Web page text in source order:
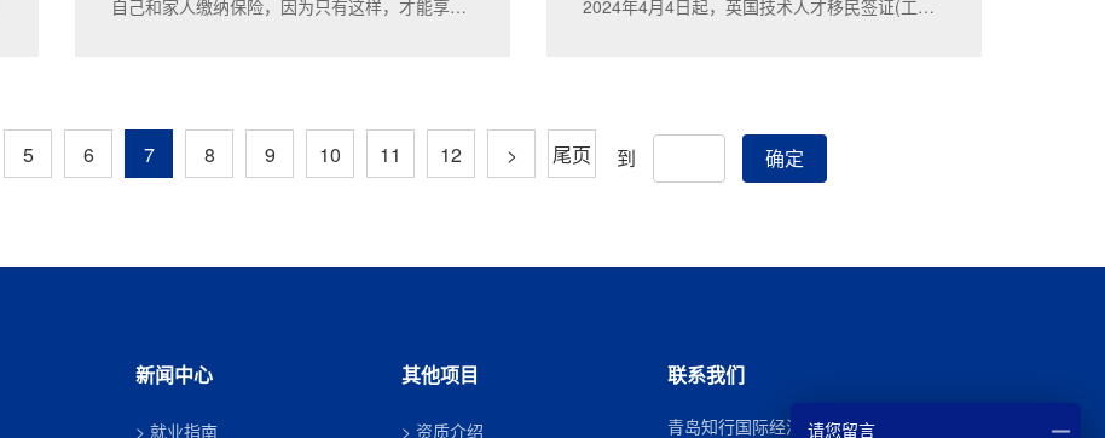
自己和家人缴纳保险，因为只有这样，才能享受
2024年4月4日起，英国技术人才移民签证(工签)
5 6 7 8 9 10 11 12 > 尾页 到 确定
新闻中心
就业指南
其他项目
资质介绍
联系我们
青岛知行国际经济技术合作有限公司
请您留言